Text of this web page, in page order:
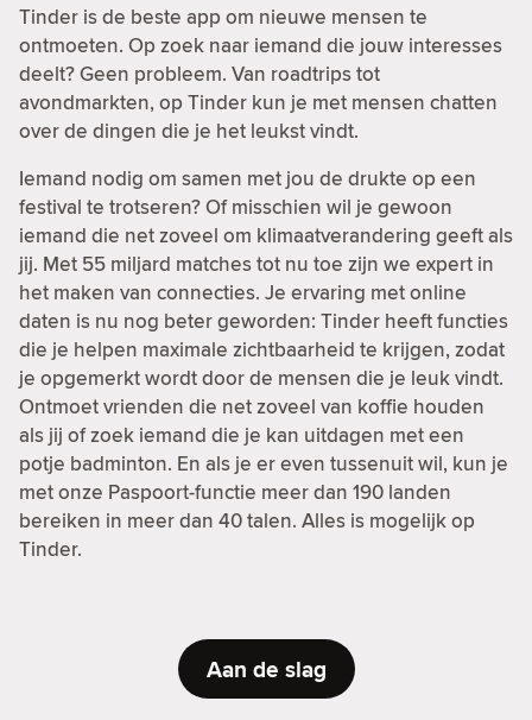
Tinder is de beste app om nieuwe mensen te
ontmoeten. Op zoek naar iemand die jouw interesses
deelt? Geen probleem. Van roadtrips tot
avondmarkten, op Tinder kun je met mensen chatten
over de dingen die je het leukst vindt.
Iemand nodig om samen met jou de drukte op een
festival te trotseren? Of misschien wil je gewoon
iemand die net zoveel om klimaatverandering geeft als
jij. Met 55 miljard matches tot nu toe zijn we expert in
het maken van connecties. Je ervaring met online
daten is nu nog beter geworden: Tinder heeft functies
die je helpen maximale zichtbaarheid te krijgen, zodat
je opgemerkt wordt door de mensen die je leuk vindt.
Ontmoet vrienden die net zoveel van koffie houden
als jij of zoek iemand die je kan uitdagen met een
potje badminton. En als je er even tussenuit wil, kun je
met onze Paspoort-functie meer dan 190 landen
bereiken in meer dan 40 talen. Alles is mogelijk op
Tinder.
Aan de slag